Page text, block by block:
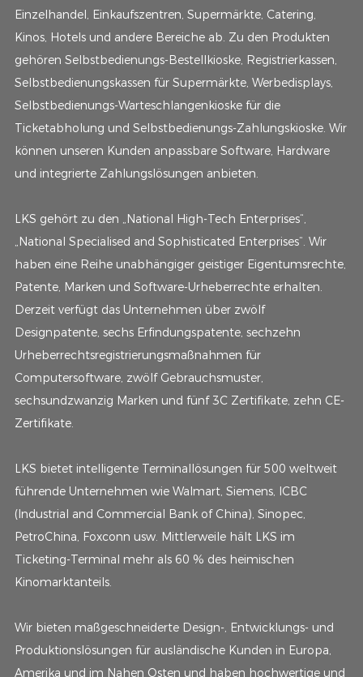
Einzelhandel, Einkaufszentren, Supermärkte, Catering,
Kinos, Hotels und andere Bereiche ab. Zu den Produkten
gehören Selbstbedienungs-Bestellkioske, Registrierkassen,
Selbstbedienungskassen für Supermärkte, Werbedisplays,
Selbstbedienungs-Warteschlangenkioske für die
Ticketabholung und Selbstbedienungs-Zahlungskioske. Wir
können unseren Kunden anpassbare Software, Hardware
und integrierte Zahlungslösungen anbieten.
LKS gehört zu den „National High-Tech Enterprises“,
„National Specialised and Sophisticated Enterprises“. Wir
haben eine Reihe unabhängiger geistiger Eigentumsrechte,
Patente, Marken und Software-Urheberrechte erhalten.
Derzeit verfügt das Unternehmen über zwölf
Designpatente, sechs Erfindungspatente, sechzehn
Urheberrechtsregistrierungsmaßnahmen für
Computersoftware, zwölf Gebrauchsmuster,
sechsundzwanzig Marken und fünf 3C Zertifikate, zehn CE-
Zertifikate.
LKS bietet intelligente Terminallösungen für 500 weltweit
führende Unternehmen wie Walmart, Siemens, ICBC
(Industrial and Commercial Bank of China), Sinopec,
PetroChina, Foxconn usw. Mittlerweile hält LKS im
Ticketing-Terminal mehr als 60 % des heimischen
Kinomarktanteils.
Wir bieten maßgeschneiderte Design-, Entwicklungs- und
Produktionslösungen für ausländische Kunden in Europa,
Amerika und im Nahen Osten und haben hochwertige und